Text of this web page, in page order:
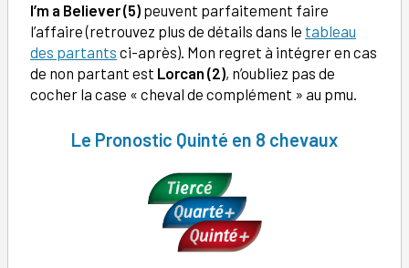
I’m a Believer (5) peuvent parfaitement faire
l’affaire (retrouvez plus de détails dans le tableau
des partants ci-après). Mon regret à intégrer en cas
de non partant est Lorcan (2), n’oubliez pas de
cocher la case « cheval de complément » au pmu.
Le Pronostic Quinté en 8 chevaux